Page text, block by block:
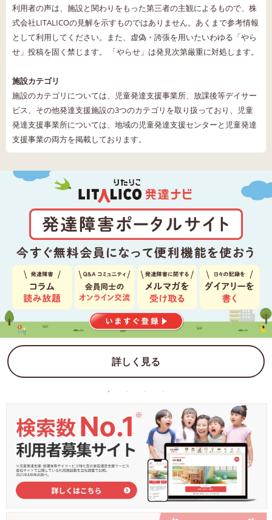
利用者の声は、施設と関わりをもった第三者の主観によるもので、株
式会社LITALICOの見解を示すものではありません。あくまで参考情報
として利用してください。また、虚偽・誇張を用いたいわゆる「やら
せ」投稿を固く禁じます。 「やらせ」は発見次第厳重に対処します。
施設カテゴリ
施設のカテゴリについては、児童発達支援事業所、放課後等デイサー
ビス、その他発達支援施設の3つのカテゴリを取り扱っており、児童
発達支援事業所については、地域の児童発達支援センターと児童発達
支援事業の両方を掲載しております。
詳しく見る